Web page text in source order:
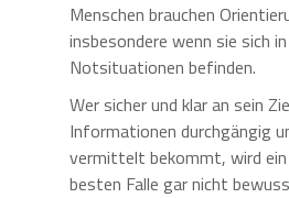
Menschen brauchen
insbesondere wenn sie sich
Notsituationen befinden.
Wer sicher und klar an sein
Informationen durchgängig
vermittelt bekommt, wird
besten Falle gar nicht